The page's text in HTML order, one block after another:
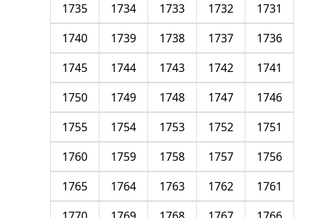
1731
1732
1733
1734
1735
1736
1737
1738
1739
1740
1741
1742
1743
1744
1745
1746
1747
1748
1749
1750
1751
1752
1753
1754
1755
1756
1757
1758
1759
1760
1761
1762
1763
1764
1765